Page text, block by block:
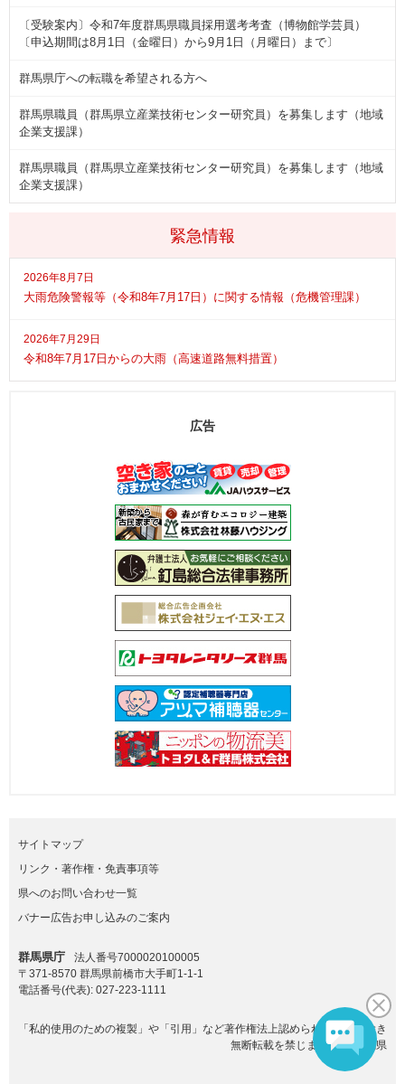
緊急情報
2026年8月7日
大雨危険警報等（令和8年7月17日）に関する情報（危機管理課）
2026年7月29日
令和8年7月17日からの大雨（高速道路無料措置）
〔受験案内〕令和7年度群馬県職員採用選考考査（博物館学芸員）
〔申込期間は8月1日（金曜日）から9月1日（月曜日）まで〕
群馬県庁への転職を希望される方へ
群馬県職員（群馬県立産業技術センター研究員）を募集します（地域
企業支援課）
群馬県職員（群馬県立産業技術センター研究員）を募集します（地域
企業支援課）
広告
サイトマップ
リンク・著作権・免責事項等
県へのお問い合わせ一覧
バナー広告お申し込みのご案内
群馬県庁
法人番号7000020100005
〒371-8570 群馬県前橋市大手町1-1-1
電話番号(代表): 027-223-1111
「私的使用のための複製」や「引用」など著作権法上認められた場合を除き
無断転載を禁じます。(C)群馬県